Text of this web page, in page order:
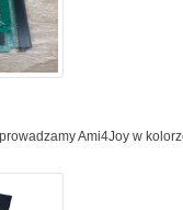
Ami4Joy w